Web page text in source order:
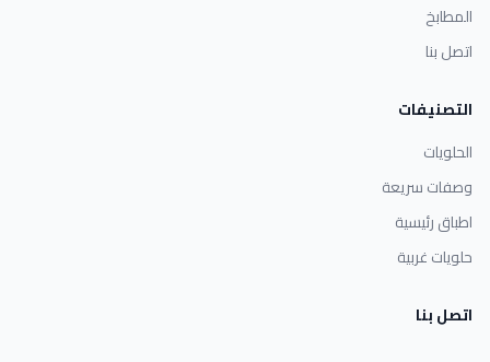
المطابخ
اتصل بنا
التصنيفات
الحلويات
وصفات سريعة
اطباق رئيسية
حلويات غربية
اتصل بنا